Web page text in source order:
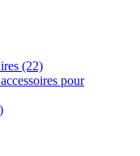
(22)
pour